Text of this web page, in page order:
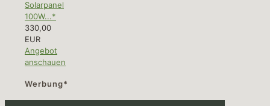
Solarpanel
100W...*
330,00
EUR
Angebot
anschauen
Werbung*